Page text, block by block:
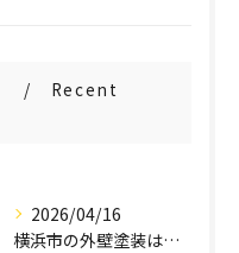
Recent
2026/04/16
横浜市の外壁塗装はステップ塗装にお任せください！